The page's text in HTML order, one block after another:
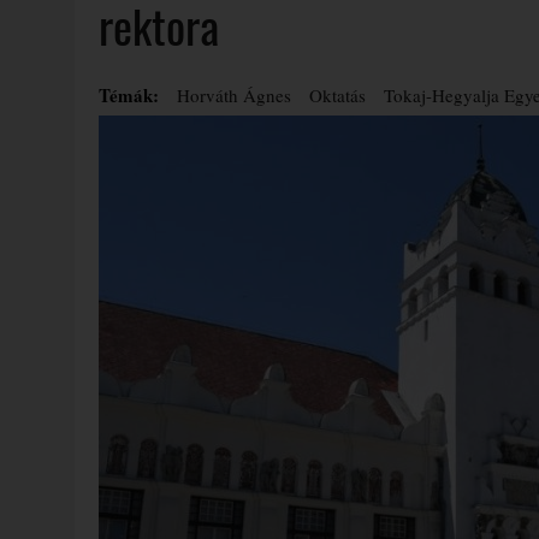
rektora
Témák: Horváth Ágnes Oktatás Tokaj-Hegyalja